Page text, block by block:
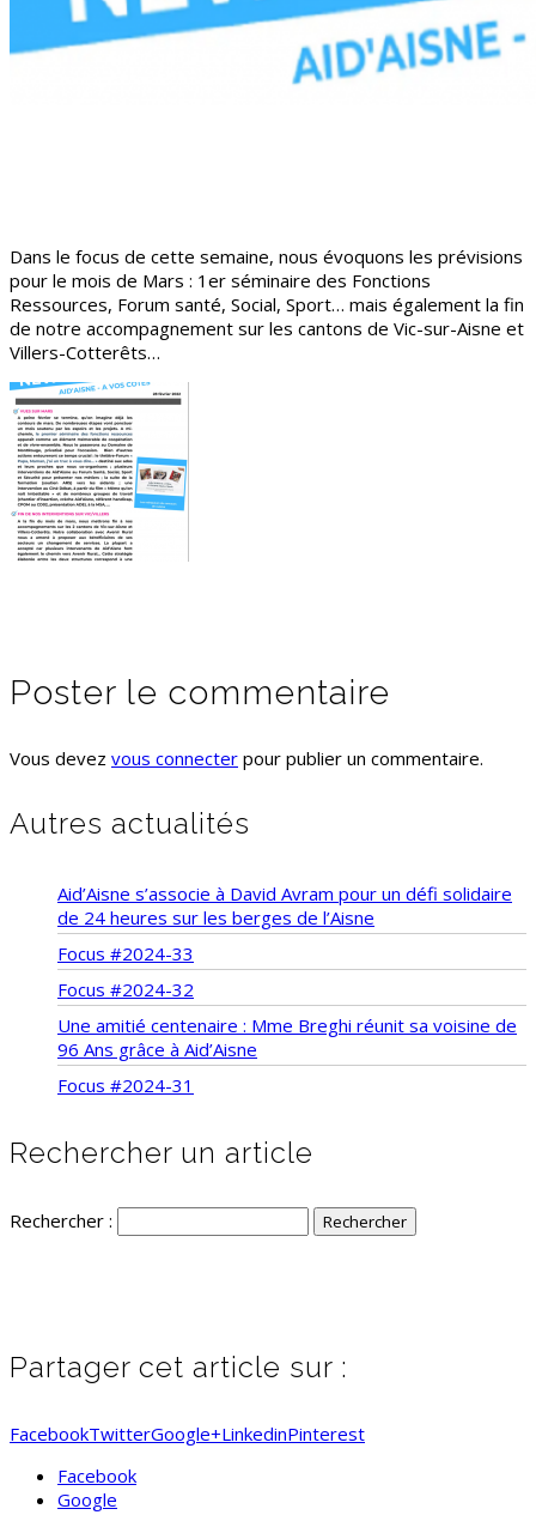
Dans le focus de cette semaine, nous évoquons les prévisions
pour le mois de Mars : 1er séminaire des Fonctions
Ressources, Forum santé, Social, Sport… mais également la fin
de notre accompagnement sur les cantons de Vic-sur-Aisne et
Villers-Cotterêts…
Poster le commentaire
Vous devez vous connecter pour publier un commentaire.
Autres actualités
Aid’Aisne s’associe à David Avram pour un défi solidaire
de 24 heures sur les berges de l’Aisne
Focus #2024-33
Focus #2024-32
Une amitié centenaire : Mme Breghi réunit sa voisine de
96 Ans grâce à Aid’Aisne
Focus #2024-31
Rechercher un article
Rechercher :
Partager cet article sur :
FacebookTwitterGoogle+LinkedinPinterest
Facebook
Google